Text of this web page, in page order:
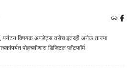
पर्यटन विषयक अपडेट्स तसेच इतरही अनेक ताज्या
पोहचवीणारा डिजिटल प्लॅटफॉर्म